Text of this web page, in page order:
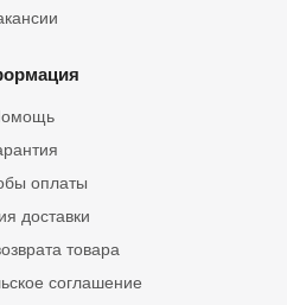
оплаты
доставки
товара
соглашение